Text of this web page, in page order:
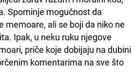
Spominje mogućnost da
memoare, ali se boji da niko ne
Ipak, u neku ruku njegove
priče koje dobijaju na dubini
komentarima na sve što